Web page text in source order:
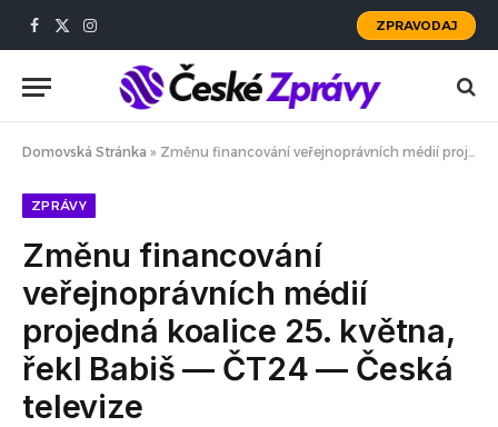
Facebook
X
Instagram
ZPRAVODAJ
Domovská Stránka » Změnu financování veřejnoprávních médií projedná koalice 25. května, řekl Babiš — ČT24 — Česká televize
ZPRÁVY
Změnu financování
veřejnoprávních médií
projedná koalice 25. května,
řekl Babiš — ČT24 — Česká
televize